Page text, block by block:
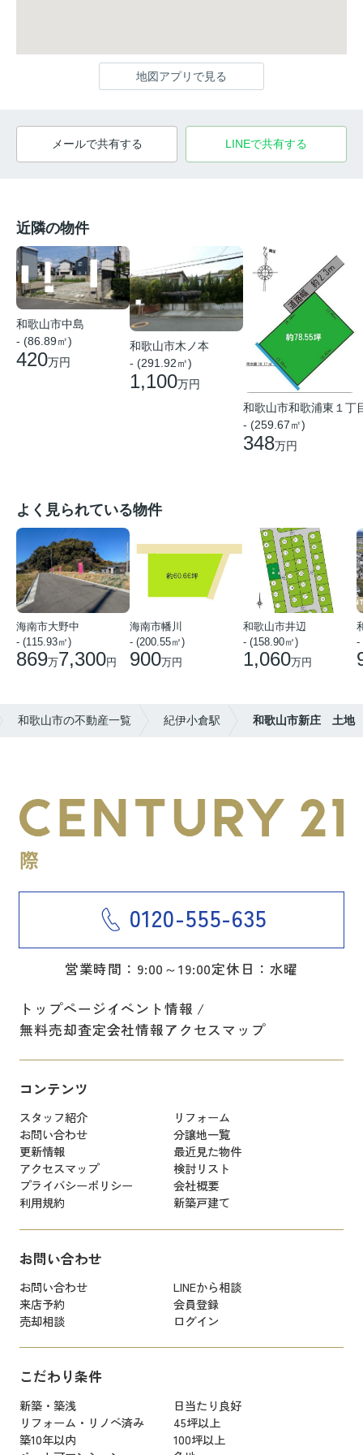
地図アプリで見る
メールで共有する LINEで共有する
近隣の物件
和歌山市中島
- (86.89㎡)
420万円
和歌山市木ノ本
- (291.92㎡)
1,100万円
和歌山市和歌浦東１丁
- (259.67㎡)
348万円
よく見られている物件
海南市大野中
- (115.93㎡)
869万7,300円
海南市幡川
- (200.55㎡)
900万円
和歌山市井辺
- (158.90㎡)
1,060万円
-
和歌山市の不動産一覧 紀伊小倉駅 和歌山市新庄 土地
0120-555-635
営業時間：9:00～19:00定休日：水曜
トップページイベント情報
無料売却査定会社情報アクセスマップ
コンテンツ
スタッフ紹介
リフォーム
お問い合わせ
分譲地一覧
更新情報
最近見た物件
アクセスマップ
検討リスト
プライバシーポリシー
会社概要
利用規約
新築戸建て
お問い合わせ
お問い合わせ
LINEから相談
来店予約
会員登録
売却相談
ログイン
こだわり条件
新築・築浅
日当たり良好
リフォーム・リノベ済み
45坪以上
築10年以内
100坪以上